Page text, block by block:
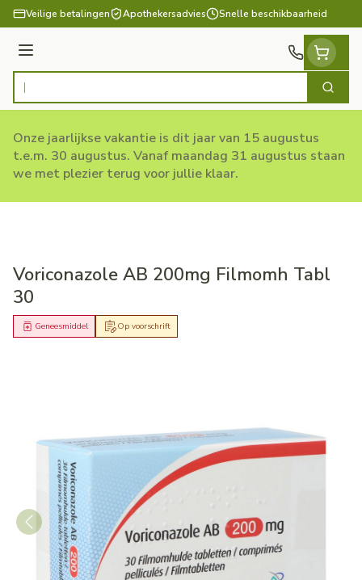
Ga naar de inhoud
Veilige betalingen Apothekersadvies Snelle beschikbaarheid
Menu
Product, merk, categorie... Zoek
Onze jaarlijkse vakantie is dit jaar van 15 augustus
t.e.m. 30 augustus. Vanaf maandag 31 augustus staan
we met plezier terug voor jullie klaar.
Voriconazole AB 200mg Filmomh Tabl
30
Op voorschrift
Geneesmiddel